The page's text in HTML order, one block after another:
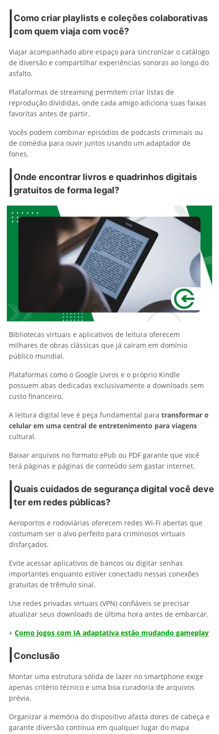
Como criar playlists e coleções colaborativas
com quem viaja com você?
Viajar acompanhado abre espaço para sincronizar o catálogo
de diversão e compartilhar experiências sonoras ao longo do
asfalto.
Plataformas de streaming permitem criar listas de
reprodução divididas, onde cada amigo adiciona suas faixas
favoritas antes de partir.
Vocês podem combinar episódios de podcasts criminais ou
de comédia para ouvir juntos usando um adaptador de
fones.
Onde encontrar livros e quadrinhos digitais
gratuitos de forma legal?
Bibliotecas virtuais e aplicativos de leitura oferecem
milhares de obras clássicas que já caíram em domínio
público mundial.
Plataformas como o Google Livros e o próprio Kindle
possuem abas dedicadas exclusivamente a downloads sem
custo financeiro.
A leitura digital leve é peça fundamental para transformar o
celular em uma central de entretenimento para viagens
cultural.
Baixar arquivos no formato ePub ou PDF garante que você
terá páginas e páginas de conteúdo sem gastar internet.
Quais cuidados de segurança digital você deve
ter em redes públicas?
Aeroportos e rodoviárias oferecem redes Wi-Fi abertas que
costumam ser o alvo perfeito para criminosos virtuais
disfarçados.
Evite acessar aplicativos de bancos ou digitar senhas
importantes enquanto estiver conectado nessas conexões
gratuitas de trêmulo sinal.
Use redes privadas virtuais (VPN) confiáveis se precisar
atualizar seus downloads de última hora antes de embarcar.
+ Como jogos com IA adaptativa estão mudando gameplay
Conclusão
Montar uma estrutura sólida de lazer no smartphone exige
apenas critério técnico e uma boa curadoria de arquivos
prévia.
Organizar a memória do dispositivo afasta dores de cabeça e
garante diversão contínua em qualquer lugar do mapa